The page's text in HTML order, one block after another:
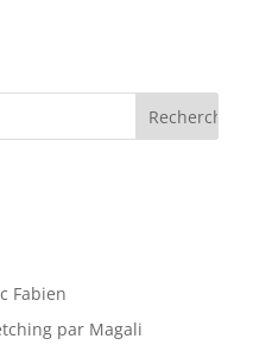
Fabien
par Magali